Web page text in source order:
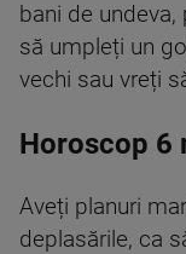
bani de
să umpleți un
vechi sau vreți
Horoscop 6
Aveți planuri
deplasările, ca